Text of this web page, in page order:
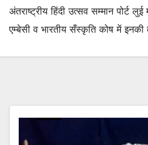
अंतराष्ट्रीय हिंदी उत्सव सम्मान पोर्ट
एम्बेसी व भारतीय सँस्कृति कोष में